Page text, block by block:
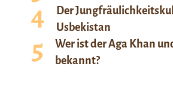
Der
Usbekistan
Wer ist der Aga Khan
bekannt?